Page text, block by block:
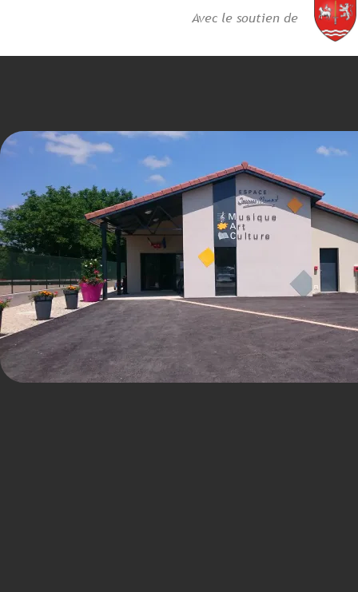
Avec le soutien de